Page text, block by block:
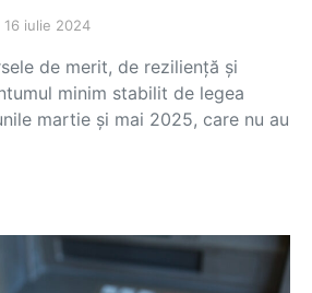
16 iulie 2024
de merit, de reziliență și
minim stabilit de legea
martie și mai 2025, care nu au